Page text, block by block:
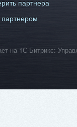
партнера
партнером
на 1С-Битрикс: